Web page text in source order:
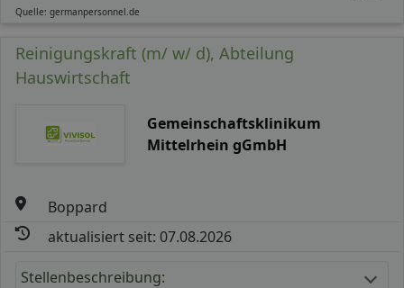
Quelle: germanpersonnel.de
Reinigungskraft (m/ w/ d), Abteilung
Hauswirtschaft
Gemeinschaftsklinikum
Mittelrhein gGmbH
Boppard
aktualisiert seit: 07.08.2026
Stellenbeschreibung: